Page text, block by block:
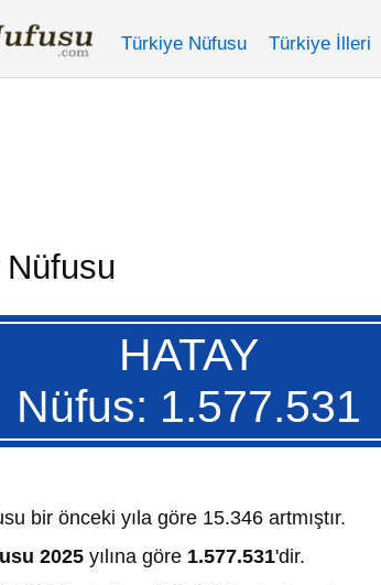
Türkiye Nüfusu Türkiye İlleri
HATAY
Nüfus: 1.577.531
bir önceki yıla göre 15.346 artmıştır.
2025 yılına göre 1.577.531'dir.